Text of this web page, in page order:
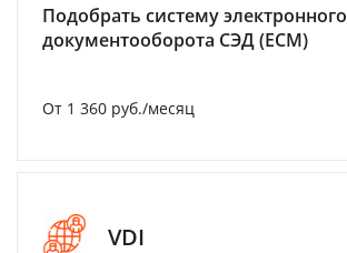
Подобрать систему электронного
документооборота СЭД (ECM)
От 1 360 руб./месяц
VDI